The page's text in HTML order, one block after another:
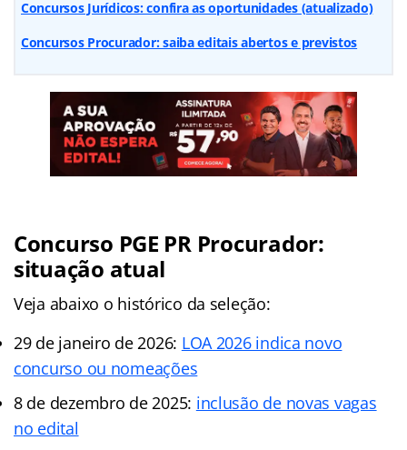
Concursos Jurídicos: confira as oportunidades (atualizado)
Concursos Procurador: saiba editais abertos e previstos
Concurso PGE PR Procurador:
situação atual
Veja abaixo o histórico da seleção:
29 de janeiro de 2026: LOA 2026 indica novo
concurso ou nomeações
8 de dezembro de 2025: inclusão de novas vagas
no edital